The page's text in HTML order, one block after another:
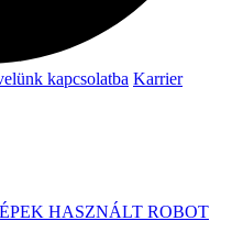
kapcsolatba Karrier
HASZNÁLT ROBOT